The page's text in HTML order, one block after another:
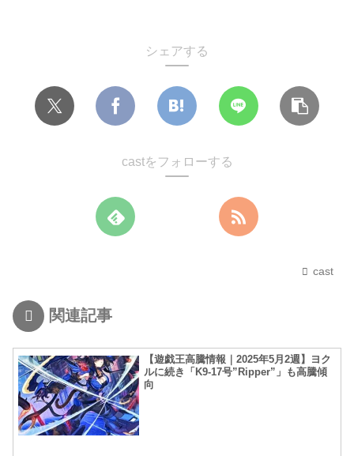
シェアする
castをフォローする
cast
関連記事
【遊戯王高騰情報｜2025年5月2週】ヨク
ルに続き「K9-17号”Ripper”」も高騰傾
向